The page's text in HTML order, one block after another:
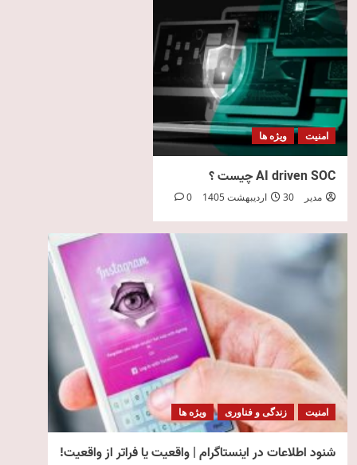
امنیت ویژه ها
AI driven SOC چیست ؟
مدیر 30 اردیبهشت 1405 0
امنیت زندگی و فناوری ویژه ها
شنود اطلاعات در اینستاگرام | واقعیت یا فراتر از واقعیت!